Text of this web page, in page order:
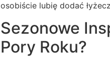
osobiście lubię dodać
Sezonowe
Pory Roku?